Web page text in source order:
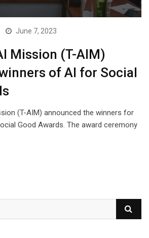
June 7, 2023
Mission (T-AIM)
of AI for Social
(T-AIM) announced the winners for
Good Awards. The award ceremony